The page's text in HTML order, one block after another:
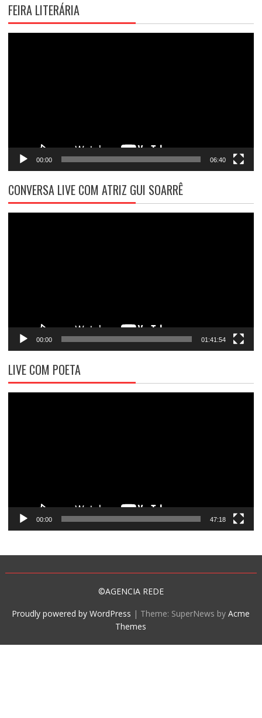
FEIRA LITERÁRIA
00:00 06:40
CONVERSA LIVE COM ATRIZ GUI SOARRÊ
00:00 01:41:54
LIVE COM POETA
00:00 47:18
©AGENCIA REDE
Proudly powered by WordPress | Theme: SuperNews byAcme
Themes